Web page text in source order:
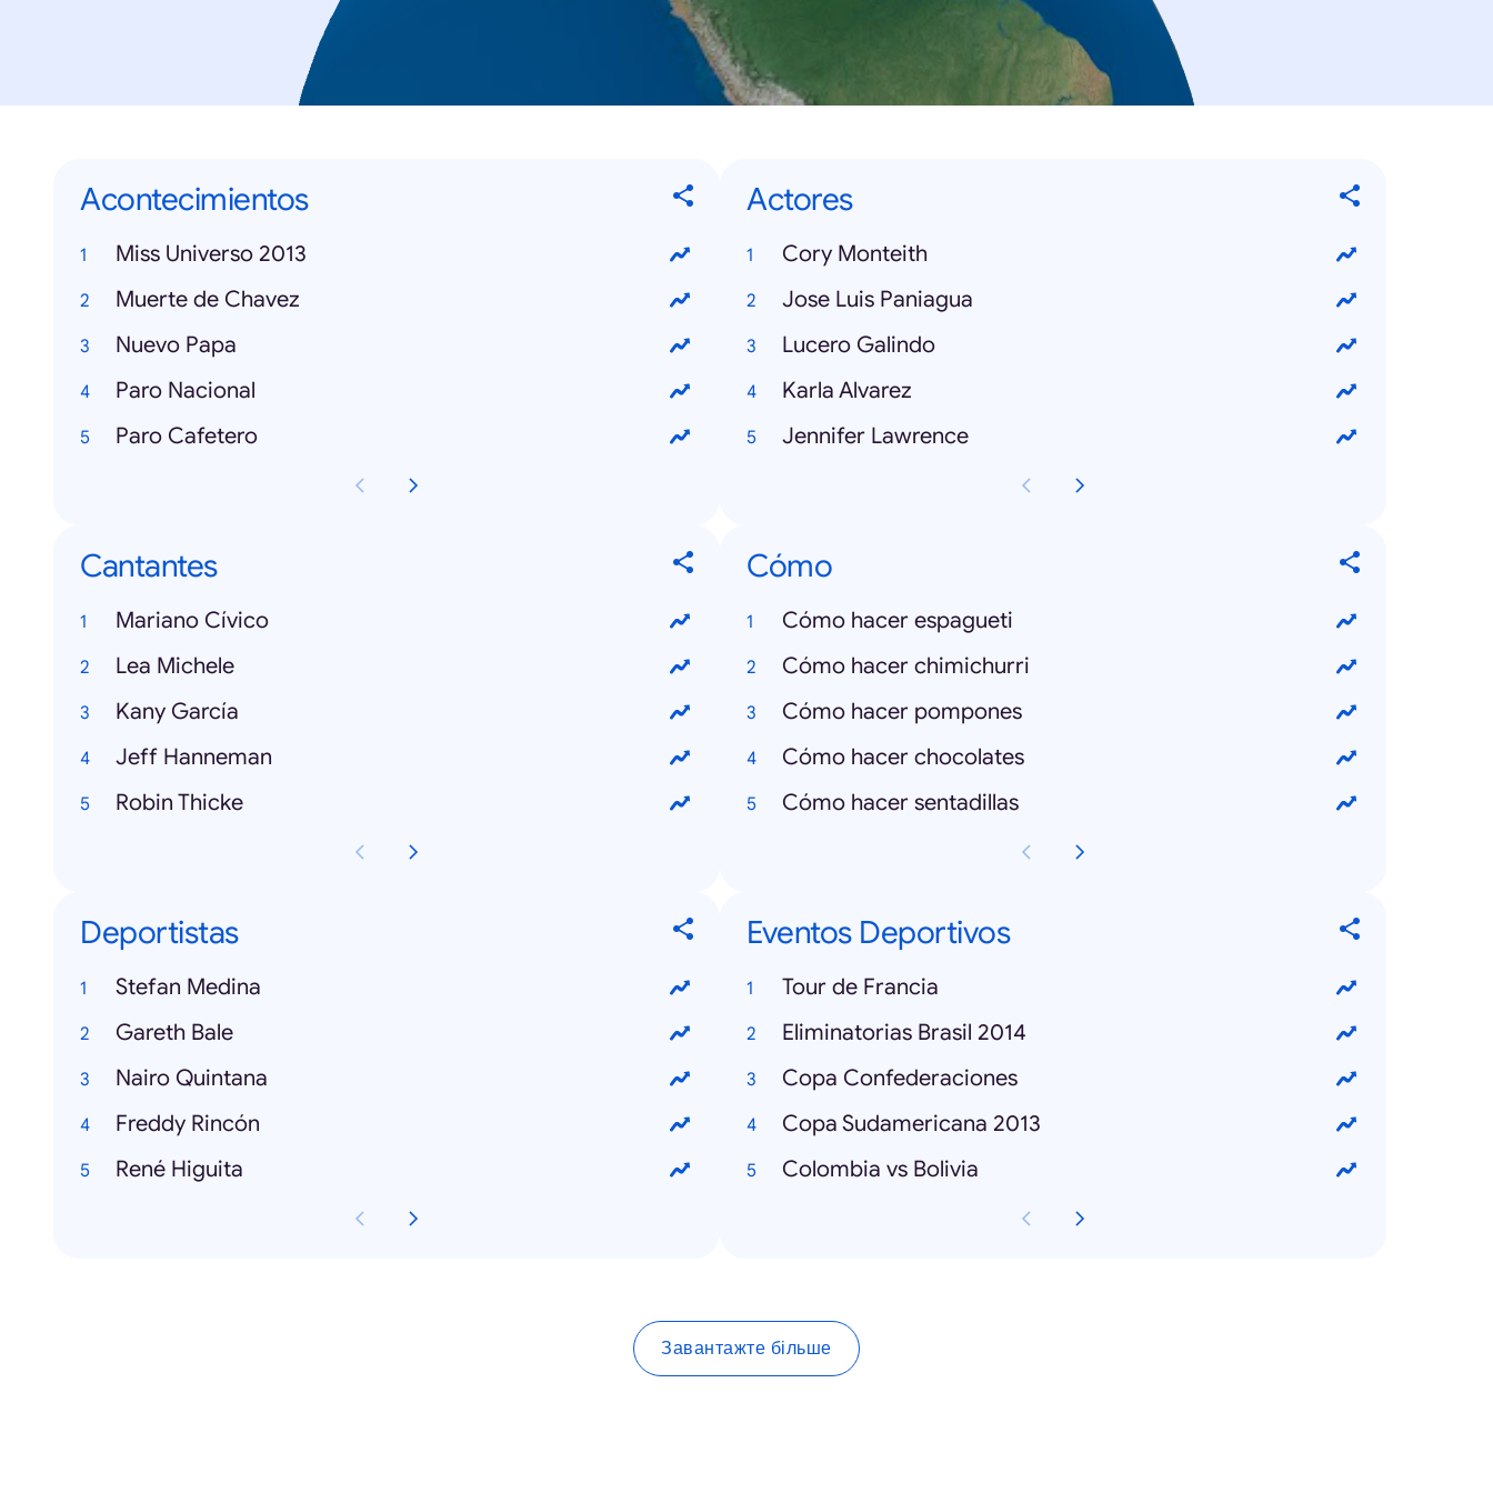
Acontecimientos
Miss Universo 2013
Muerte de Chavez
Nuevo Papa
Paro Nacional
Paro Cafetero
Actores
Cory Monteith
Jose Luis Paniagua
Lucero Galindo
Karla Alvarez
Jennifer Lawrence
Cantantes
Mariano Cívico
Lea Michele
Kany García
Jeff Hanneman
Robin Thicke
Cómo
Cómo hacer espagueti
Cómo hacer chimichurri
Cómo hacer pompones
Cómo hacer chocolates
Cómo hacer sentadillas
Deportistas
Stefan Medina
Gareth Bale
Nairo Quintana
Freddy Rincón
René Higuita
Eventos Deportivos
Tour de Francia
Eliminatorias Brasil 2014
Copa Confederaciones
Copa Sudamericana 2013
Colombia vs Bolivia
Завантажте більше